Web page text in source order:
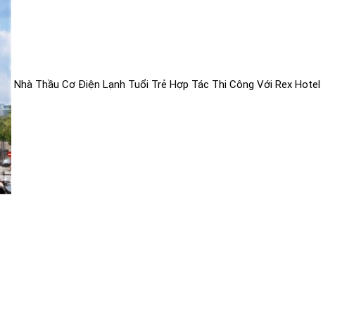
Nhà Thầu Cơ Điện Lạnh Tuổi Trẻ Hợp Tác Thi Công Với Rex Hotel